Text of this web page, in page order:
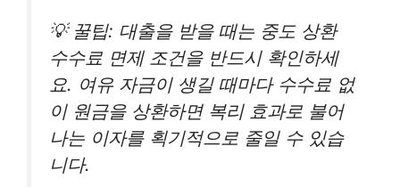
💡 꿀팁: 대출을 받을 때는 중도 상환
수수료 면제 조건을 반드시 확인하세
요. 여유 자금이 생길 때마다 수수료 없
이 원금을 상환하면 복리 효과로 불어
나는 이자를 획기적으로 줄일 수 있습
니다.